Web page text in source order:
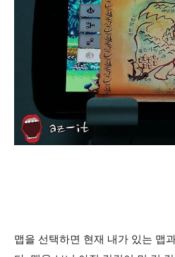
맵을 선택하면 현재 내가 있는 맵